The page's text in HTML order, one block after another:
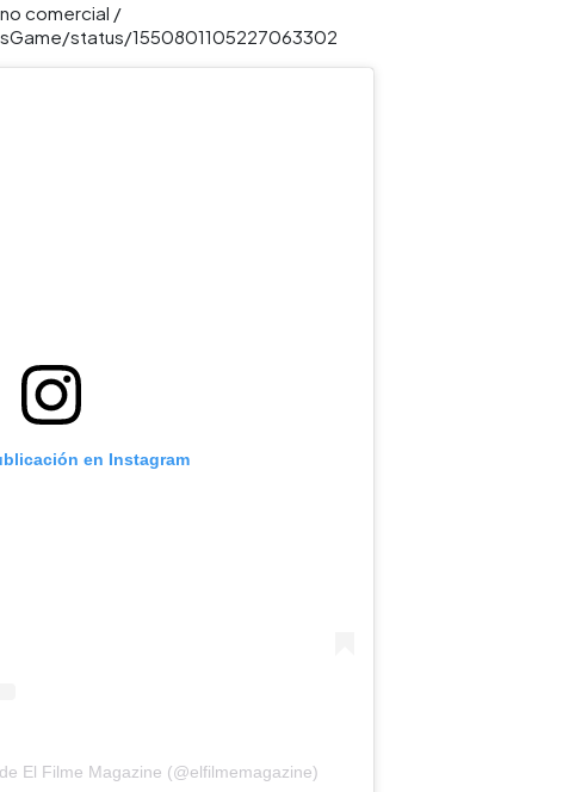
comercial /
status/1550801105227063302
en Instagram
El Filme Magazine (@elfilmemagazine)